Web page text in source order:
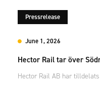
Pressrelease
June 1, 2026
Hector Rail tar över
Hector Rail AB har